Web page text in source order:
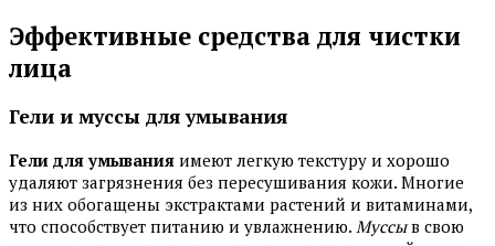
Эффективные средства для чистки
лица
Гели и муссы для умывания
Гели для умывания имеют легкую текстуру и хорошо
удаляют загрязнения без пересушивания кожи. Многие
из них обогащены экстрактами растений и витаминами,
что способствует питанию и увлажнению. Муссыв свою